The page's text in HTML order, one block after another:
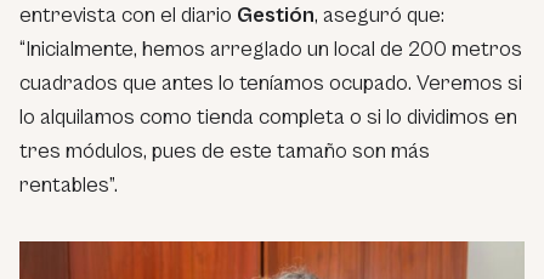
entrevista con el diario Gestión, aseguró que:
“Inicialmente, hemos arreglado un local de 200 metros
cuadrados que antes lo teníamos ocupado. Veremos si
lo alquilamos como tienda completa o si lo dividimos en
tres módulos, pues de este tamaño son más
rentables”.